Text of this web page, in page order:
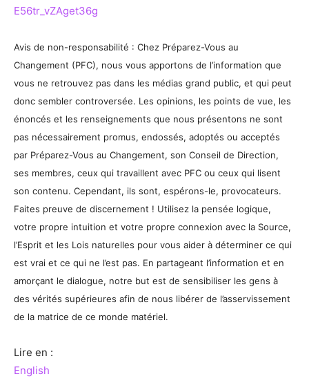
E56tr_vZAget36g
Avis de non-responsabilité : Chez Préparez-Vous au
Changement (PFC), nous vous apportons de l’information que
vous ne retrouvez pas dans les médias grand public, et qui peut
donc sembler controversée. Les opinions, les points de vue, les
énoncés et les renseignements que nous présentons ne sont
pas nécessairement promus, endossés, adoptés ou acceptés
par Préparez-Vous au Changement, son Conseil de Direction,
ses membres, ceux qui travaillent avec PFC ou ceux qui lisent
son contenu. Cependant, ils sont, espérons-le, provocateurs.
Faites preuve de discernement ! Utilisez la pensée logique,
votre propre intuition et votre propre connexion avec la Source,
l’Esprit et les Lois naturelles pour vous aider à déterminer ce qui
est vrai et ce qui ne l’est pas. En partageant l’information et en
amorçant le dialogue, notre but est de sensibiliser les gens à
des vérités supérieures afin de nous libérer de l’asservissement
de la matrice de ce monde matériel.
Lire en :
English